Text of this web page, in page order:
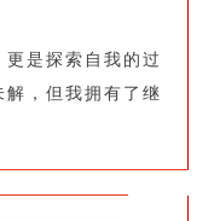
是探索自我的过
，但我拥有了继